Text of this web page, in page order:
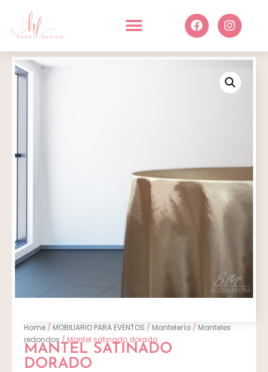
Home / MOBILIARIO PARA EVENTOS / Mantelería / Manteles
redondos / Mantel satinado dorado
MANTEL SATINADO
DORADO